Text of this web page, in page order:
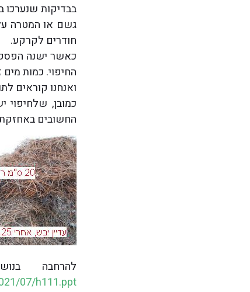
חודרים לקרקע.
כאשר ישנה
החיפוי. כמות
ואנחנו קוראים
כמובן, שלחיפוי
החשובים
להרחבה
07/h111.ppt